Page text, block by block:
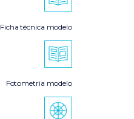
Ficha técnica modelo
Fotometria modelo